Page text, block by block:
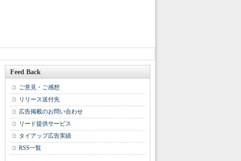
Feed Back
ご意見・ご感想
リリース送付先
広告掲載のお問い合わせ
リード提供サービス
タイアップ広告実績
RSS一覧